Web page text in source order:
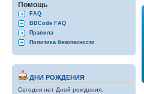
Помощь
FAQ
BBCode FAQ
Правила
Политика безопасности
ДНИ РОЖДЕНИЯ
Сегодня нет Дней рождения.